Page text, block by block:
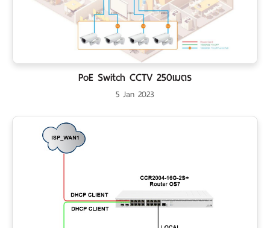
PoE Switch CCTV 250เมตร
5 Jan 2023